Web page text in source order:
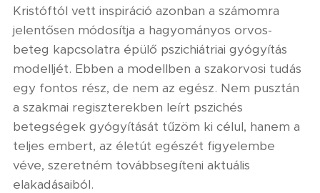
Kristóftól vett inspiráció azonban a számomra
jelentősen módosítja a hagyományos orvos-
beteg kapcsolatra épülő pszichiátriai gyógyítás
modelljét. Ebben a modellben a szakorvosi tudás
egy fontos rész, de nem az egész. Nem pusztán
a szakmai regiszterekben leírt pszichés
betegségek gyógyítását tűzöm ki célul, hanem a
teljes embert, az életút egészét figyelembe
véve, szeretném továbbsegíteni aktuális
elakadásaiból.